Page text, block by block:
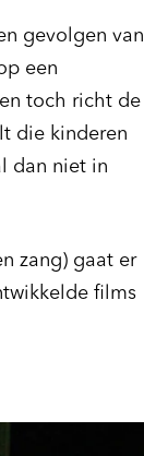
gevolgen van
een
toch richt de
die kinderen
dan niet in
zang) gaat er
films